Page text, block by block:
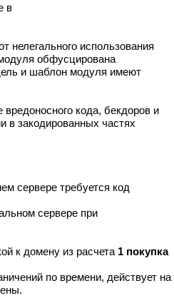
в
нелегального использования
обфусцирована
и шаблон модуля имеют
вредоносного кода, бекдоров и
в закодированных частях
сервере требуется код
сервере при
к домену из расчета 1 покупка
по времени, действует на